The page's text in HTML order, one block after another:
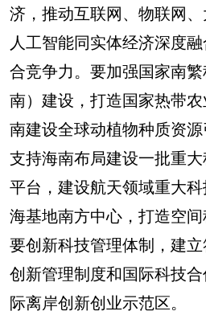
济，推动互联网、物联网、
人工智能同实体经济深度
合竞争力。要加强国家南
南）建设，打造国家热带
南建设全球动植物种质资
支持海南布局建设一批重
平台，建设航天领域重大
海基地南方中心，打造空间
要创新科技管理体制，建
创新管理制度和国际科技
际离岸创新创业示范区。